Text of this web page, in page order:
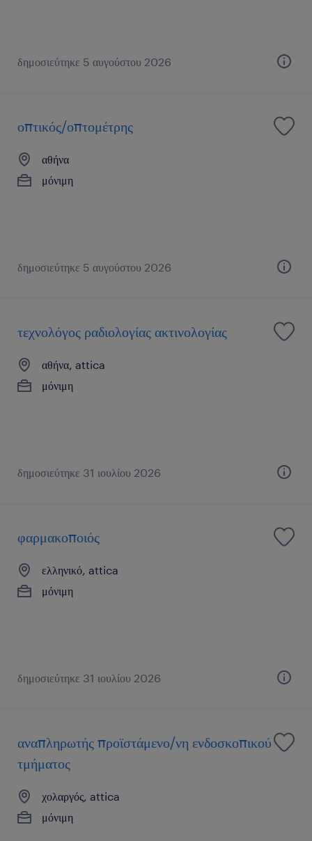
δημοσιεύτηκε 5 αυγούστου 2026
οπτικός/οπτομέτρης
αθήνα
μόνιμη
δημοσιεύτηκε 5 αυγούστου 2026
τεχνολόγος ραδιολογίας ακτινολογίας
αθήνα, attica
μόνιμη
δημοσιεύτηκε 31 ιουλίου 2026
φαρμακοποιός
ελληνικό, attica
μόνιμη
δημοσιεύτηκε 31 ιουλίου 2026
αναπληρωτής προϊστάμενο/νη ενδοσκοπικού
τμήματος
χολαργός, attica
μόνιμη